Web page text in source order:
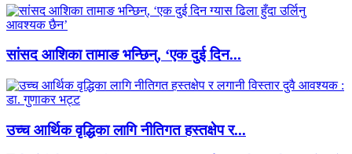
सांसद आशिका तामाङ भन्छिन्, ‘एक दुई दिन...
उच्च आर्थिक वृद्धिका लागि नीतिगत हस्तक्षेप र...